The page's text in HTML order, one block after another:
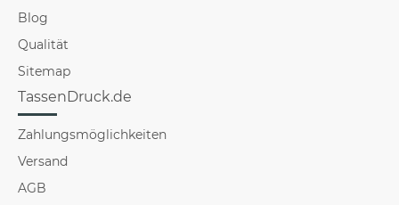
Blog
Qualität
Sitemap
TassenDruck.de
Zahlungsmöglichkeiten
Versand
AGB